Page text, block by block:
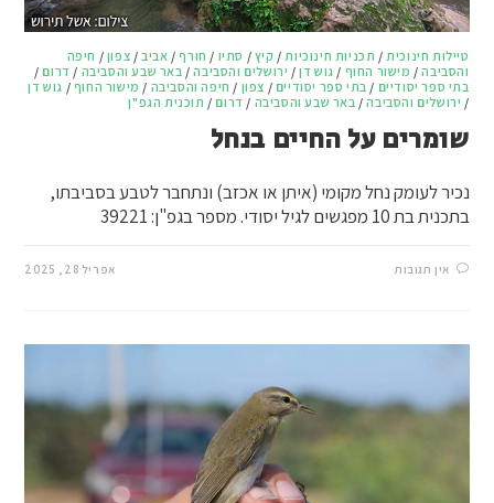
טיילות חינוכית / תכניות חינוכיות / קיץ / סתיו / חורף/ אביב/ צפון / חיפה
והסביבה/ מישור החוף / גוש דן/ ירושלים והסביבה/ באר שבע והסביבה / דרום /
בתי ספר יסודיים / בתי ספר יסודיים / צפון / חיפה והסביבה / מישור החוף / גוש דן
/ ירושלים והסביבה/ באר שבע והסביבה / דרום / תוכנית הגפ"ן
שומרים על החיים בנחל
נכיר לעומק נחל מקומי (איתן או אכזב) ונתחבר לטבע בסביבתו,
בתכנית בת 10 מפגשים לגיל יסודי. מספר בגפ"ן: 39221
אין תגובות אפריל 28, 2025